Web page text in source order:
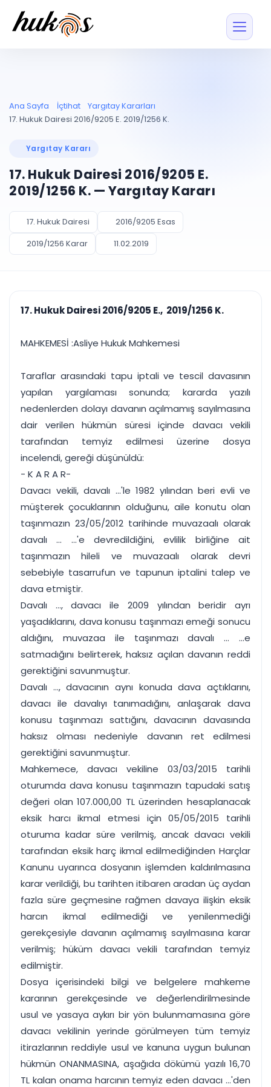
Entegrasyonu
UYAP ile otomatik
UYAP Evrak
Entegrasyonu
UETS Entegrasyonu
Tebligatları anında
Müvekkil ve taraf
Vekalet
PLANLAMA & TAKİP
Pano ve Takip
Duruşma ve görev
takvimi
Bildirim
Süreleri asla kaçırmayın
takibi
Tek panelde uçtan uca yönetim
UYAP & UETS entegrasyonundan finansa, hepsi bir arada.
Tüm özellikleri inceleyin Ücretsiz Başlayın
Blog
Ücretsiz Başlayın Giriş Yap
Ana Sayfa İçtihat
Yargıtay Kararları
17. Hukuk Dairesi 2016/9205 E. 2019/1256 K.
Yargıtay Kararı
17. Hukuk Dairesi 2016/9205 E.
2019/1256 K. — Yargıtay Kararı
17. Hukuk Dairesi
2016/9205 Esas
2019/1256 Karar
11.02.2019
17. Hukuk Dairesi 2016/9205 E., 2019/1256 K.
MAHKEMESİ :Asliye Hukuk Mahkemesi
Taraflar arasındaki tapu iptali ve tescil davasının
yapılan yargılaması sonunda; kararda yazılı
nedenlerden dolayı davanın açılmamış sayılmasına
dair verilen hükmün süresi içinde davacı vekili
tarafından temyiz edilmesi üzerine dosya
incelendi, gereği düşünüldü:
- K A R A R-
Davacı vekili, davalı ...'le 1982 yılından beri evli ve
müşterek çocuklarının olduğunu, aile konutu olan
taşınmazın 23/05/2012 tarihinde muvazaalı olarak
davalı ... ...'e devredildiğini, evlilik birliğine ait
taşınmazın hileli ve muvazaalı olarak devri
sebebiyle tasarrufun ve tapunun iptalini talep ve
dava etmiştir.
Davalı ..., davacı ile 2009 yılından beridir ayrı
yaşadıklarını, dava konusu taşınmazı emeği sonucu
aldığını, muvazaa ile taşınmazı davalı ... ...e
satmadığını belirterek, haksız açılan davanın reddi
gerektiğini savunmuştur.
Davalı ..., davacının aynı konuda dava açtıklarını,
davacı ile davalıyı tanımadığını, anlaşarak dava
konusu taşınmazı sattığını, davacının davasında
haksız olması nedeniyle davanın ret edilmesi
gerektiğini savunmuştur.
Mahkemece, davacı vekiline 03/03/2015 tarihli
oturumda dava konusu taşınmazın tapudaki satış
değeri olan 107.000,00 TL üzerinden hesaplanacak
eksik harcı ikmal etmesi için 05/05/2015 tarihli
oturuma kadar süre verilmiş, ancak davacı vekili
tarafından eksik harç ikmal edilmediğinden Harçlar
Kanunu uyarınca dosyanın işlemden kaldırılmasına
karar verildiği, bu tarihten itibaren aradan üç aydan
fazla süre geçmesine rağmen davaya ilişkin eksik
harcın ikmal edilmediği ve yenilenmediği
gerekçesiyle davanın açılmamış sayılmasına karar
verilmiş; hüküm davacı vekili tarafından temyiz
edilmiştir.
Dosya içerisindeki bilgi ve belgelere mahkeme
kararının gerekçesinde ve değerlendirilmesinde
usul ve yasaya aykırı bir yön bulunmamasına göre
davacı vekilinin yerinde görülmeyen tüm temyiz
itirazlarının reddiyle usul ve kanuna uygun bulunan
hükmün ONANMASINA, aşağıda dökümü yazılı 16,70
TL kalan onama harcının temyiz eden davacı ...'den